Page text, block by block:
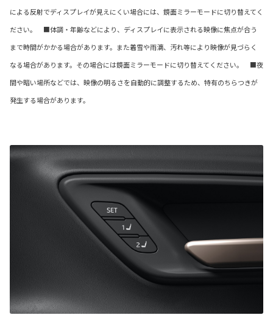
による反射でディスプレイが見えにくい場合には、鏡面ミラーモードに切り替えてく
ださい。 ■体調・年齢などにより、ディスプレイに表示される映像に焦点が合う
まで時間がかかる場合があります。また着雪や雨滴、汚れ等により映像が見づらく
なる場合があります。その場合には鏡面ミラーモードに切り替えてください。 ■夜
間や暗い場所などでは、映像の明るさを自動的に調整するため、特有のちらつきが
発生する場合があります。